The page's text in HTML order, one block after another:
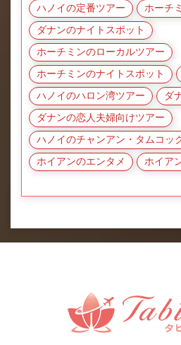
ハノイの定番ツアー ホーチ
ダナンのナイトスポット
ホーチミンのローカルツアー
ホーチミンのナイトスポット
ハノイのハロン湾ツアー ダ
ダナンの恋人夫婦向けツアー
ハノイのチャンアン・タムコッ
ホイアンのエンタメ ホイア